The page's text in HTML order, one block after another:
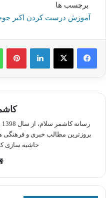
برچسب ها
آموزش درست کردن اکبر
لینکدین
بروزترین مطالب خبری و فرهنگی
حاشیه سازی